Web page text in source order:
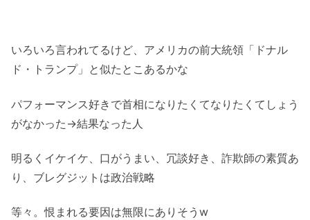
いろいろ言われてるけど、アメリカの前大統領「ドナル
ド・トランプ」と似たとこあるかな
パフォーマンス好きで首相になりたくてなりたくてしょう
がなかった→結果なった人
明るくイケイケ、口がうまい、冗談好き、詐欺師の素質あ
り、ブレグジットは政治戦略
等々。恨まれる要因は無限にありそうw